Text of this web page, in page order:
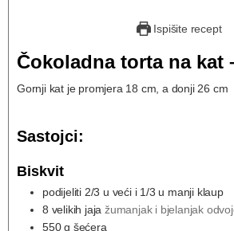
Ispišite recept
Čokoladna torta na kat
Gornji kat je promjera 18 cm, a donji 26 cm
Sastojci:
Biskvit
podijeliti 2/3 u veći i 1/3 u manji klaup
8 velikih jaja žumanjak i bjelanjak
550 g šećera